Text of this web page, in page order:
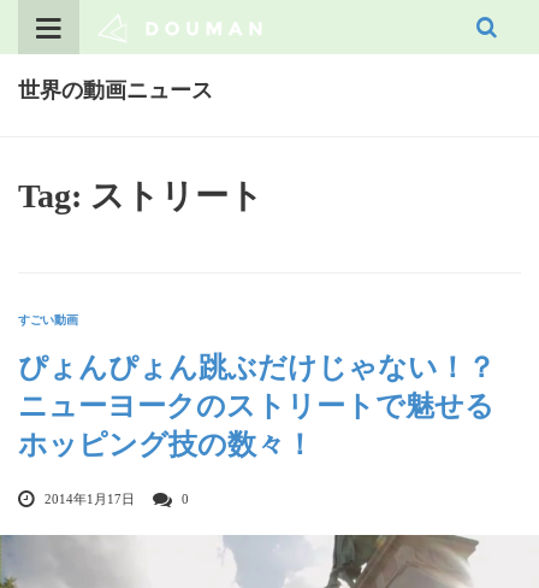
世界の動画ニュース
Tag: ストリート
すごい動画
ぴょんぴょん跳ぶだけじゃない！？
ニューヨークのストリートで魅せる
ホッピング技の数々！
2014年1月17日 0